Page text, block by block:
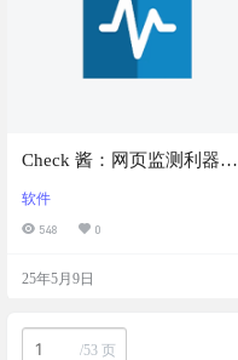
Check 酱：网页监测利器，
在不同设备上进行监测任务
的操作和管理
软件
548 0
25年5月9日
/53 页